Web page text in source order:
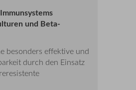
und Beta-
besonders effektive und
durch den Einsatz